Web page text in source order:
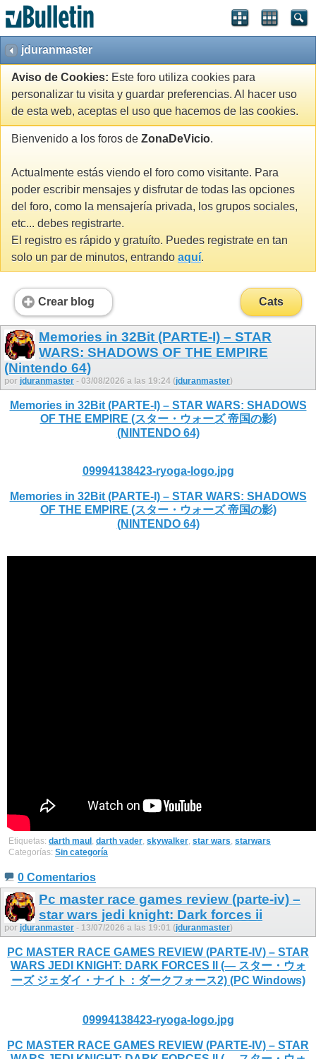
jduranmaster
Aviso de Cookies: Este foro utiliza cookies para
personalizar tu visita y guardar preferencias. Al hacer uso
de esta web, aceptas el uso que hacemos de las cookies.
Bienvenido a los foros de ZonaDeVicio.
Actualmente estás viendo el foro como visitante. Para
poder escribir mensajes y disfrutar de todas las opciones
del foro, como la mensajería privada, los grupos sociales,
etc... debes registrarte.
El registro es rápido y gratuíto. Puedes registrate en tan
solo un par de minutos, entrando aquí.
Crear blog Cats
Memories in 32Bit (PARTE-I) – STAR
WARS: SHADOWS OF THE EMPIRE
(Nintendo 64)
por jduranmaster - 03/08/2026 a las 19:24 (jduranmaster)
Memories in 32Bit (PARTE-I) – STAR WARS: SHADOWS
OF THE EMPIRE (スター・ウォーズ 帝国の影)
(NINTENDO 64)
09994138423-ryoga-logo.jpg
Memories in 32Bit (PARTE-I) – STAR WARS: SHADOWS
OF THE EMPIRE (スター・ウォーズ 帝国の影)
(NINTENDO 64)
Etiquetas: darth maul , darth vader, skywalker, star wars, starwars
Categorías: Sin categoría
0 Comentarios
Pc master race games review (parte-iv) –
star wars jedi knight: Dark forces ii
por jduranmaster - 13/07/2026 a las 19:01 (jduranmaster)
PC MASTER RACE GAMES REVIEW (PARTE-IV) – STAR
WARS JEDI KNIGHT: DARK FORCES II (— スター・ウォ
ーズ ジェダイ・ナイト：ダークフォース2) (PC Windows)
09994138423-ryoga-logo.jpg
PC MASTER RACE GAMES REVIEW (PARTE-IV) – STAR